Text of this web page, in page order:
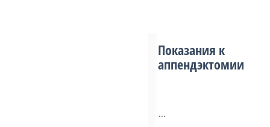
Показания к
аппендэктомии
...